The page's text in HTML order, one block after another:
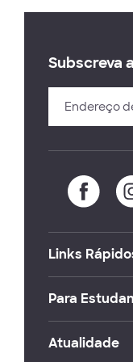
Subscreva
Links
Para
Atualidade